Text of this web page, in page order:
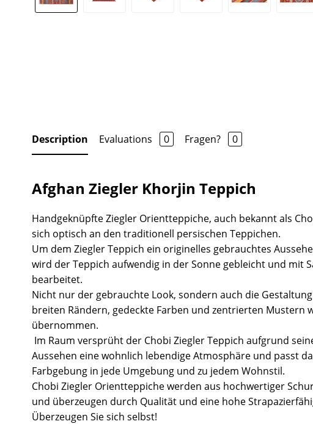
Description Evaluations 0 Fragen? 0
Afghan Ziegler Khorjin Teppich
Handgeknüpfte Ziegler Orientteppiche, auch bekannt als
sich optisch an den traditionell persischen Teppichen.
Um dem Ziegler Teppich ein originelles gebrauchtes
wird der Teppich aufwendig in der Sonne gebleicht und mit
bearbeitet.
Nicht nur der gebrauchte Look, sondern auch die
breiten Rändern, gedeckte Farben und zentrierten Mustern
übernommen.
Im Raum versprüht der Chobi Ziegler Teppich aufgrund
Aussehen eine wohnlich lebendige Atmosphäre und passt
Farbgebung in jede Umgebung und zu jedem Wohnstil.
Chobi Ziegler Orientteppiche werden aus hochwertiger
und überzeugen durch Qualität und eine hohe
Überzeugen Sie sich selbst!